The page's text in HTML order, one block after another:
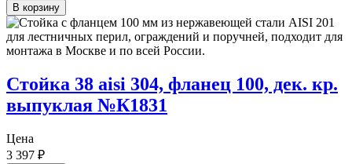
В корзину
Стойка 38 aisi 304, фланец 100, дек. кр.
выпуклая №К1831
Цена
3 397 ₽